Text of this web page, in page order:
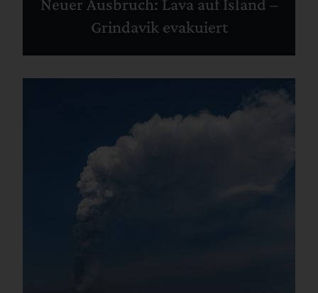
Neuer Ausbruch: Lava auf Island –
Grindavik evakuiert